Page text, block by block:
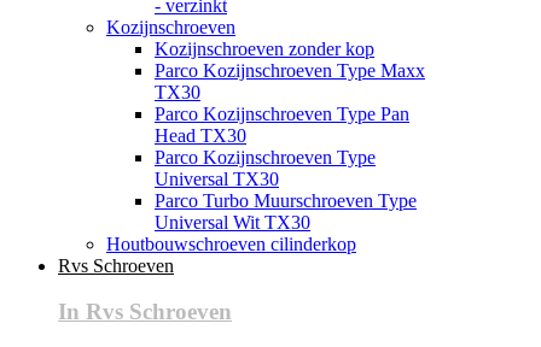
- verzinkt
Kozijnschroeven
Kozijnschroeven zonder kop
Parco Kozijnschroeven Type Maxx
TX30
Parco Kozijnschroeven Type Pan
Head TX30
Parco Kozijnschroeven Type
Universal TX30
Parco Turbo Muurschroeven Type
Universal Wit TX30
Houtbouwschroeven cilinderkop
Rvs Schroeven
In Rvs Schroeven